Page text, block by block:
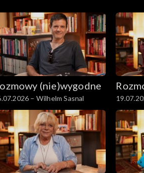
(nie)wygodne
– Wilhelm Sasnal